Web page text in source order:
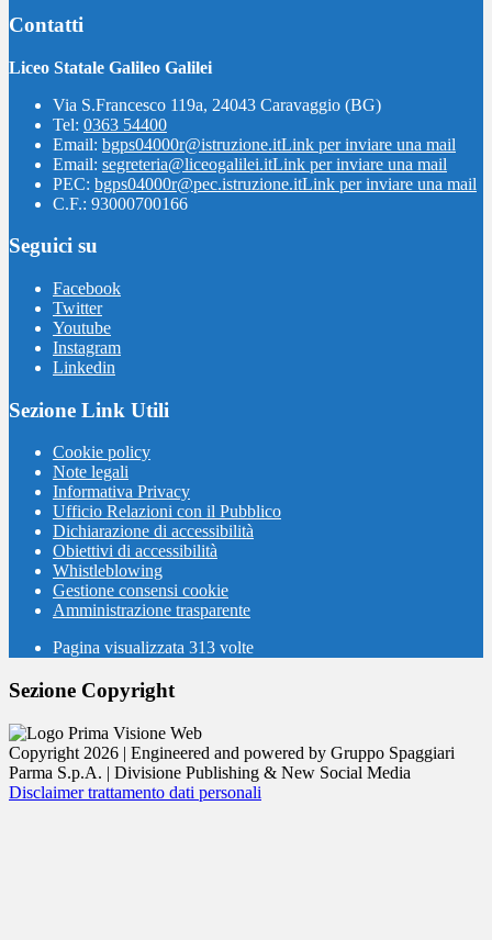
Contatti
Liceo Statale Galileo Galilei
Via S.Francesco 119a, 24043 Caravaggio (BG)
Tel: 0363 54400
Email: bgps04000r@istruzione.itLink per inviare una mail
Email: segreteria@liceogalilei.itLink per inviare una mail
PEC: bgps04000r@pec.istruzione.itLink per inviare una mail
C.F.: 93000700166
Seguici su
Facebook
Twitter
Youtube
Instagram
Linkedin
Sezione Link Utili
Cookie policy
Note legali
Informativa Privacy
Ufficio Relazioni con il Pubblico
Dichiarazione di accessibilità
Obiettivi di accessibilità
Whistleblowing
Gestione consensi cookie
Amministrazione trasparente
Pagina visualizzata 313 volte
Sezione Copyright
Copyright 2026 | Engineered and powered by Gruppo Spaggiari
Parma S.p.A. | Divisione Publishing & New Social Media
Disclaimer trattamento dati personali